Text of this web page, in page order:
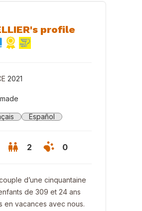
profile
2021
Español
2 0
d’une cinquantaine
de 309 et 24 ans
en vacances avec nous.